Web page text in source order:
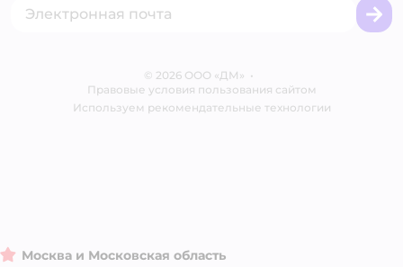
Блог
Корм для собак
© 2026 ООО «ДМ» •
Правовые условия пользования сайтом
Используем рекомендательные технологии
Москва и Московская область